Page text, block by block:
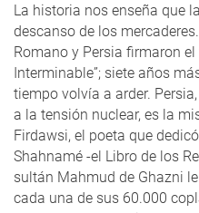
La historia nos enseña que
descanso de los
Romano y Persia firmaron
Interminable”; siete años
tiempo volvía a arder.
a la tensión nuclear, es la
Firdawsi, el poeta que
Shahnamé -el Libro de los
sultán Mahmud de Ghazni
cada una de sus 60.000